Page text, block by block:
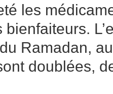
les
Ramadan,
doublées,